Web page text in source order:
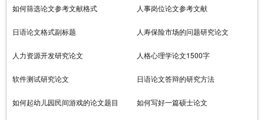
如何筛选论文参考文献格式 人事岗位论文参考文献
日语论文格式副标题 人寿保险市场的问题研究论文
人力资源开发研究论文 人格心理学论文1500字
软件测试研究论文 日语论文答辩的研究方法
如何起幼儿园民间游戏的论文题目 如何写好一篇硕士论文